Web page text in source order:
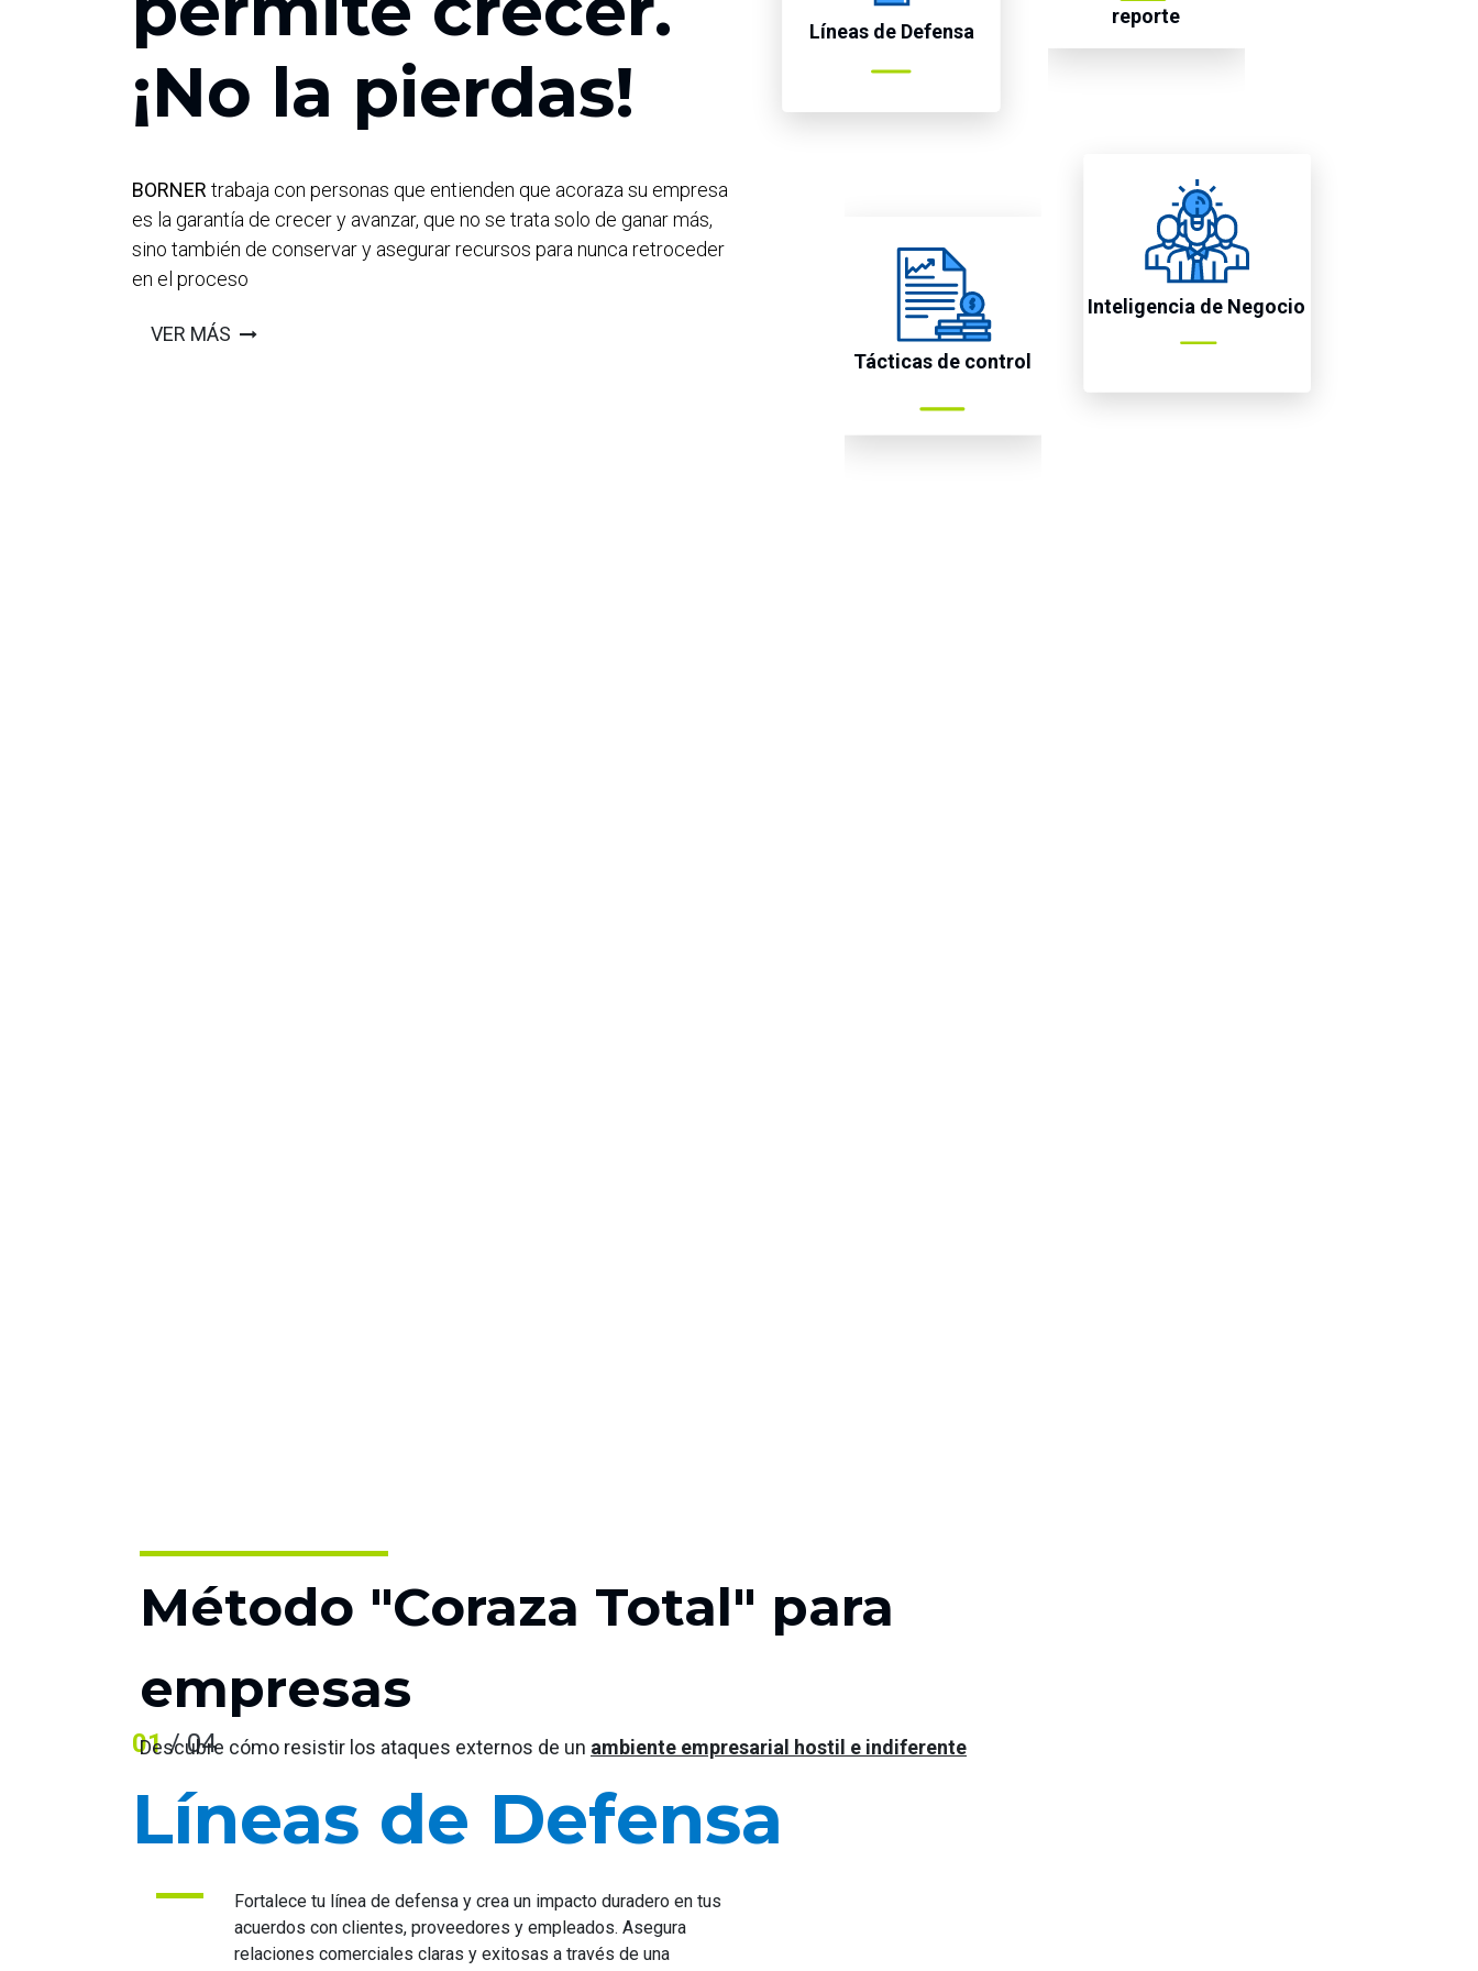
¡No la pierdas!
BORNER trabaja con personas que entienden que acoraza su empresa
es la garantía de crecer y avanzar, que no se trata solo de ganar más,
sino también de conservar y asegurar recursos para nunca retroceder
en el proceso
VER MÁS
Líneas de Defensa
reporte
Tácticas de control
Inteligencia de Negocio
Método "Coraza Total" para
empresas
Descubre cómo resistir los ataques externos de un ambiente empresarial hostil e indiferente
01 / 04
Líneas de Defensa
Fortalece tu línea de defensa y crea un impacto duradero en tus
acuerdos con clientes, proveedores y empleados. Asegura
relaciones comerciales claras y exitosas a través de una